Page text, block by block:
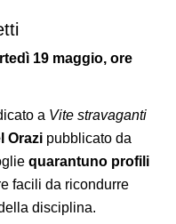
19 maggio, ore
a Vite stravaganti
Orazi pubblicato da
quarantuno profili
facili da ricondurre
disciplina.